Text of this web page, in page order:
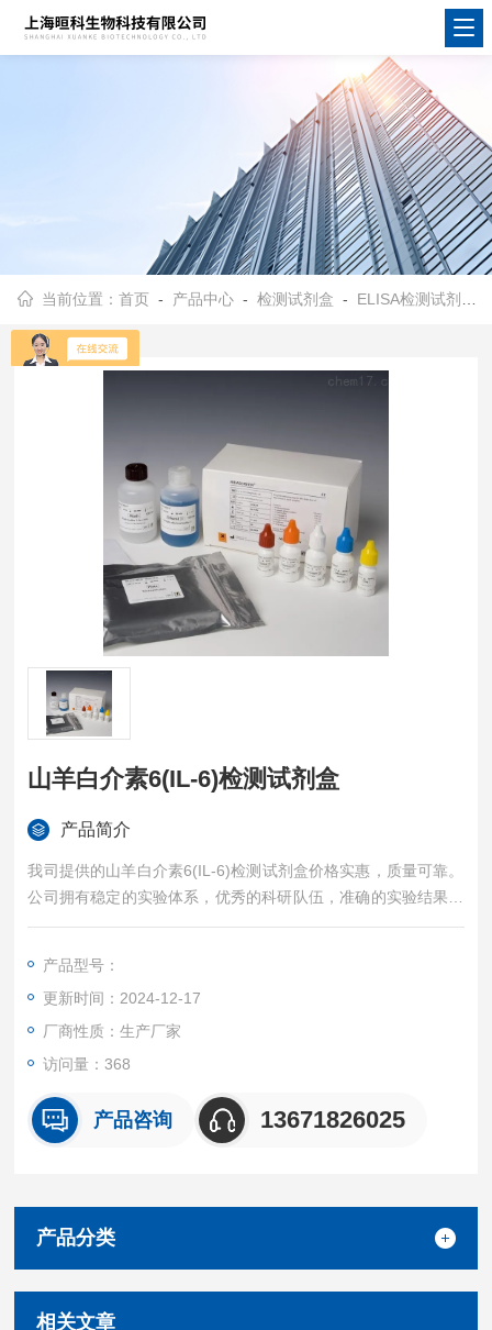
当前位置：首页 - 产品中心 -检测试剂盒 - ELISA检测试剂盒
山羊白介素6(IL-6)检测试剂盒
产品简介
我司提供的山羊白介素6(IL-6)检测试剂盒价格实惠，质量可靠。
公司拥有稳定的实验体系，优秀的科研队伍，准确的实验结果，
是您值得信赖的合作伙伴，凡购买我司的试剂盒产品都可提供全
产品型号：
更新时间：2024-12-17
厂商性质：生产厂家
访问量：368
产品咨询 13671826025
产品分类
相关文章